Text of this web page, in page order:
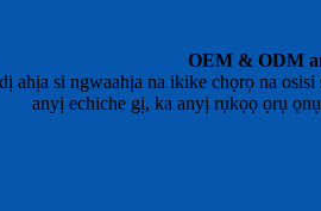
OEM & ODM
ahịa si ngwaahịa na ikike chọrọ na
anyị echiche gị, ka anyị rụkọọ ọrụ